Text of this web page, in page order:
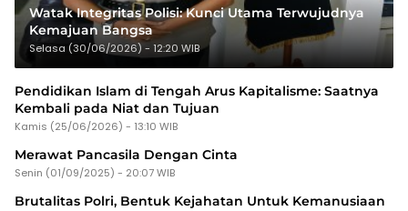
Watak Integritas Polisi: Kunci Utama Terwujudnya
Kemajuan Bangsa
Selasa (30/06/2026) - 12:20 WIB
Pendidikan Islam di Tengah Arus Kapitalisme: Saatnya
Kembali pada Niat dan Tujuan
Kamis (25/06/2026) - 13:10 WIB
Merawat Pancasila Dengan Cinta
Senin (01/09/2025) - 20:07 WIB
Brutalitas Polri, Bentuk Kejahatan Untuk Kemanusiaan